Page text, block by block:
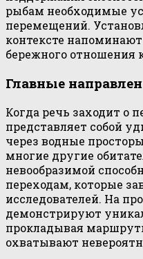
рыбам необходимые
перемещений.
контексте
бережного отношения
Главные
Когда речь заходит о
представляет собой
через водные
многие другие
невообразимой
переходам, которые
исследователей. На
демонстрируют
прокладывая
охватывают